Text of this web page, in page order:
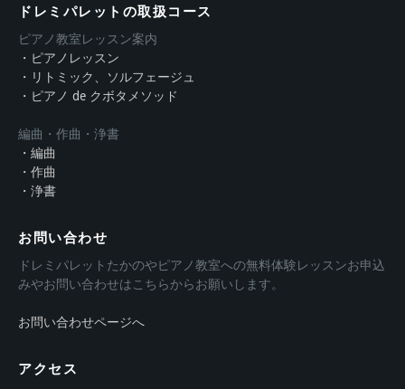
ドレミパレットの取扱コース
ピアノ教室レッスン案内
・ピアノレッスン
・リトミック、ソルフェージュ
・ピアノ de クボタメソッド
編曲・作曲・浄書
・編曲
・作曲
・浄書
お問い合わせ
ドレミパレットたかのやピアノ教室への無料体験レッスンお申込
みやお問い合わせはこちらからお願いします。
お問い合わせページへ
アクセス